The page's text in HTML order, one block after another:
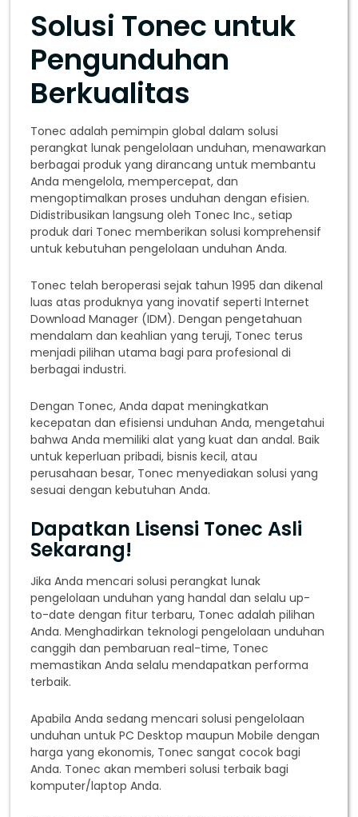
Solusi Tonec untuk
Pengunduhan
Berkualitas
Tonec adalah pemimpin global dalam solusi
perangkat lunak pengelolaan unduhan, menawarkan
berbagai produk yang dirancang untuk membantu
Anda mengelola, mempercepat, dan
mengoptimalkan proses unduhan dengan efisien.
Didistribusikan langsung oleh Tonec Inc., setiap
produk dari Tonec memberikan solusi komprehensif
untuk kebutuhan pengelolaan unduhan Anda.
Tonec telah beroperasi sejak tahun 1995 dan dikenal
luas atas produknya yang inovatif seperti Internet
Download Manager (IDM). Dengan pengetahuan
mendalam dan keahlian yang teruji, Tonec terus
menjadi pilihan utama bagi para profesional di
berbagai industri.
Dengan Tonec, Anda dapat meningkatkan
kecepatan dan efisiensi unduhan Anda, mengetahui
bahwa Anda memiliki alat yang kuat dan andal. Baik
untuk keperluan pribadi, bisnis kecil, atau
perusahaan besar, Tonec menyediakan solusi yang
sesuai dengan kebutuhan Anda.
Dapatkan Lisensi Tonec Asli
Sekarang!
Jika Anda mencari solusi perangkat lunak
pengelolaan unduhan yang handal dan selalu up-
to-date dengan fitur terbaru, Tonec adalah pilihan
Anda. Menghadirkan teknologi pengelolaan unduhan
canggih dan pembaruan real-time, Tonec
memastikan Anda selalu mendapatkan performa
terbaik.
Apabila Anda sedang mencari solusi pengelolaan
unduhan untuk PC Desktop maupun Mobile dengan
harga yang ekonomis, Tonec sangat cocok bagi
Anda. Tonec akan memberi solusi terbaik bagi
komputer/laptop Anda.